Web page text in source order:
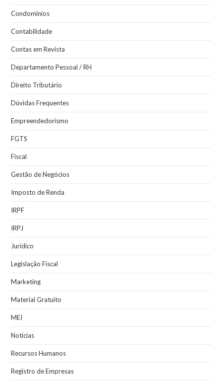
Condomínios
Contabilidade
Contas em Revista
Departamento Pessoal / RH
Direito Tributário
Dúvidas Frequentes
Empreendedorismo
FGTS
Fiscal
Gestão de Negócios
Imposto de Renda
IRPF
IRPJ
Jurídico
Legislação Fiscal
Marketing
Material Gratuito
MEI
Notícias
Recursos Humanos
Registro de Empresas